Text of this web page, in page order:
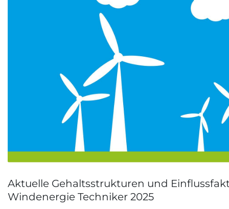
Aktuelle Gehaltsstrukturen und
Windenergie Techniker 2025